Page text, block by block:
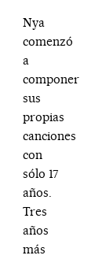
Nya
comenzó
a
componer
sus
propias
canciones
con
sólo 17
años.
Tres
años
más